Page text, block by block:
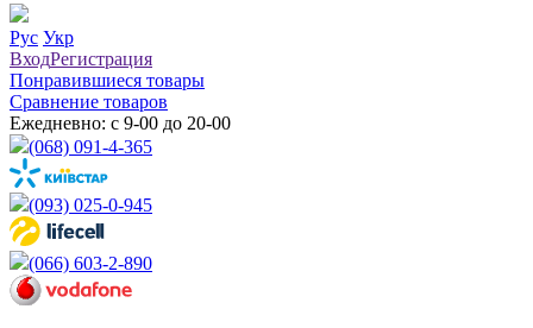
Рус Укр
ВходРегистрация
Понравившиеся товары
Сравнение товаров
Ежедневно: с 9-00 до 20-00
(068) 091-4-365
(093) 025-0-945
(066) 603-2-890